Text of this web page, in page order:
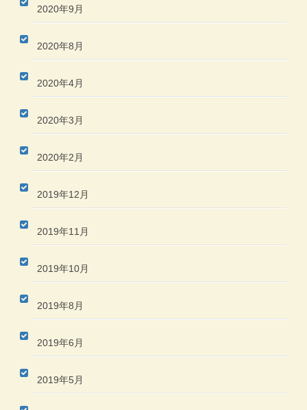
2020年9月
2020年8月
2020年4月
2020年3月
2020年2月
2019年12月
2019年11月
2019年10月
2019年8月
2019年6月
2019年5月